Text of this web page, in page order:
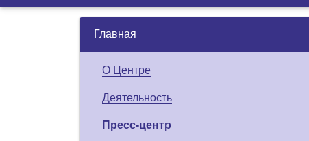
Главная
О Центре
Деятельность
Пресс-центр